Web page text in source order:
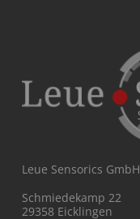
Leue Sensorics GmbH
Schmiedekamp 22
29358 Eicklingen